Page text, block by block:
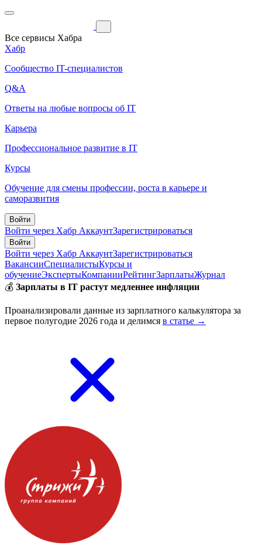
Все сервисы Хабра
Хабр
Сообщество IT-специалистов
Q&A
Ответы на любые вопросы об IT
Карьера
Профессиональное развитие в IT
Курсы
Обучение для смены профессии, роста в карьере и
саморазвития
Войти
Войти через Хабр АккаунтЗарегистрироваться
Войти
Войти через Хабр АккаунтЗарегистрироваться
ВакансииСпециалистыКурсы и
обучениеЭкспертыКомпанииРейтингЗарплатыЖурнал
💰 Зарплаты в IT растут медленнее инфляции
Проанализировали данные из зарплатного калькулятора за
первое полугодие 2026 года и делимся в статье →